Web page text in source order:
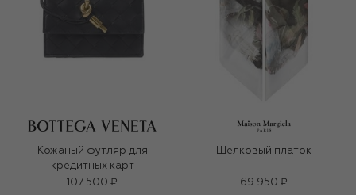
Кожаный футляр для
кредитных карт
107 500 ₽
Шелковый платок
69 950 ₽